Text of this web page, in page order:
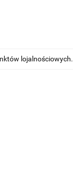
lojalnościowych.